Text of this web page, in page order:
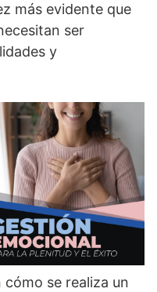
más evidente que
ser
y
se realiza un